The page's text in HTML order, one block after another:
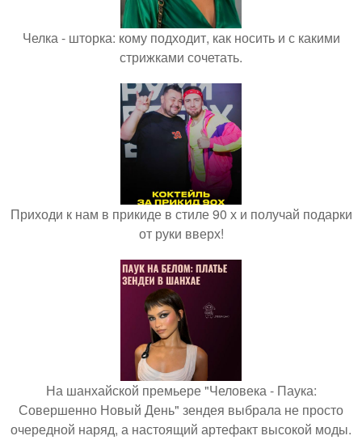
Челка - шторка: кому подходит, как носить и с какими
стрижками сочетать.
Приходи к нам в прикиде в стиле 90 х и получай подарки
от руки вверх!
На шанхайской премьере "Человека - Паука:
Совершенно Новый День" зендея выбрала не просто
очередной наряд, а настоящий артефакт высокой моды.